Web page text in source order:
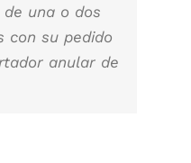
una o dos
con su pedido
anular de